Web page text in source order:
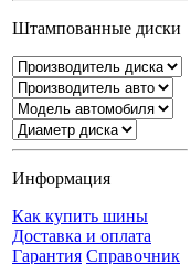
Штампованные диски
Информация
Как купить шины
Доставка и оплата
Гарантия Справочник